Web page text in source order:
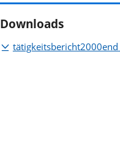
Downloads
tätigkeitsbericht2000end